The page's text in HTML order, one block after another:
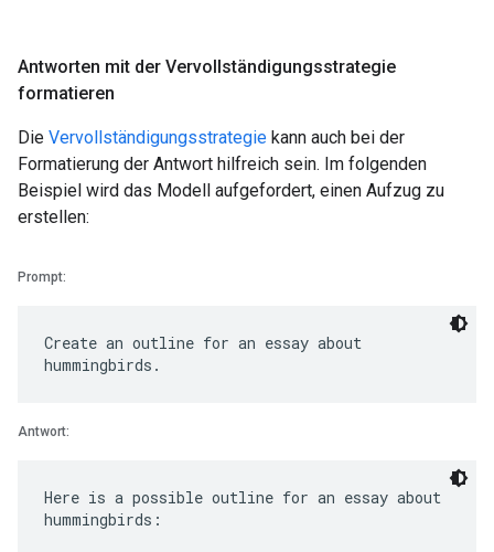
Antworten mit der Vervollständigungsstrategie
formatieren
Die Vervollständigungsstrategie kann auch bei der
Formatierung der Antwort hilfreich sein. Im folgenden
Beispiel wird das Modell aufgefordert, einen Aufzug zu
erstellen:
Prompt:
Create an outline for an essay about
Antwort:
Here is a possible outline for an essay about
hummingbirds: